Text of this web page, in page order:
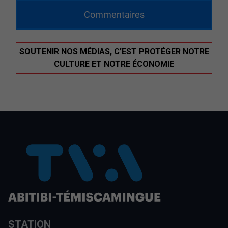
Commentaires
SOUTENIR NOS MÉDIAS, C’EST PROTÉGER NOTRE
CULTURE ET NOTRE ÉCONOMIE
STATION